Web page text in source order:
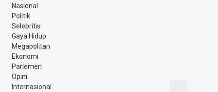
Nasional
Politik
Selebritis
Gaya Hidup
Megapolitan
Ekonomi
Parlemen
Opini
Internasional